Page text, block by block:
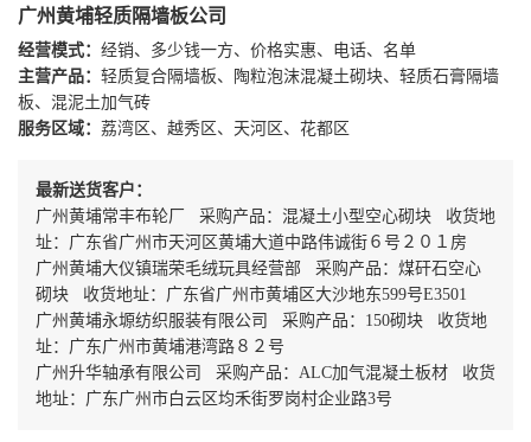
广州黄埔轻质隔墙板公司
经营模式： 经销、多少钱一方、价格实惠、电话、名单
主营产品： 轻质复合隔墙板、陶粒泡沫混凝土砌块、轻质石膏隔墙
板、混泥土加气砖
服务区域： 荔湾区、越秀区、天河区、花都区
最新送货客户：
广州黄埔常丰布轮厂 采购产品：混凝土小型空心砌块 收货地
址：广东省广州市天河区黄埔大道中路伟诚街６号２０１房
广州黄埔大仪镇瑞荣毛绒玩具经营部 采购产品：煤矸石空心
砌块 收货地址：广东省广州市黄埔区大沙地东599号E3501
广州黄埔永塬纺织服装有限公司 采购产品：150砌块 收货地
址：广东广州市黄埔港湾路８２号
广州升华轴承有限公司 采购产品：ALC加气混凝土板材 收货
地址：广东广州市白云区均禾街罗岗村企业路3号